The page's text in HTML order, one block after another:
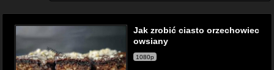
Jak zrobić ciasto orzechowiec
owsiany
1080p